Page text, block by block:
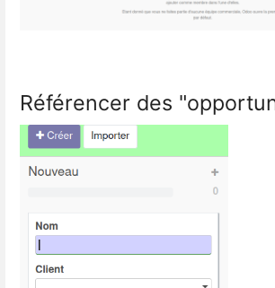
Référencer des